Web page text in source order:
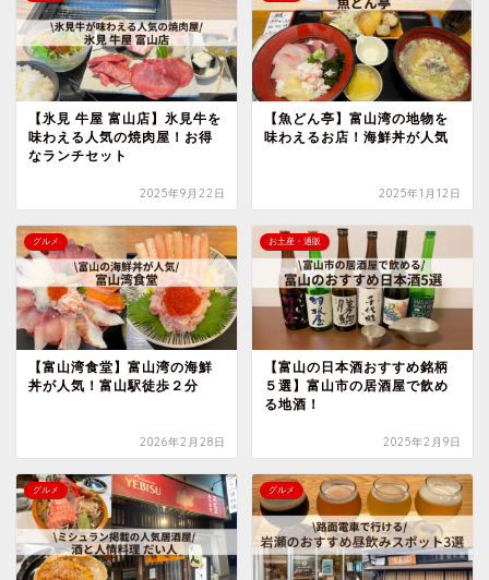
【氷見 牛屋 富山店】氷見牛を
味わえる人気の焼肉屋！お得
なランチセット
2025年9月22日
【魚どん亭】富山湾の地物を
味わえるお店！海鮮丼が人気
2025年1月12日
グルメ
【富山湾食堂】富山湾の海鮮
丼が人気！富山駅徒歩２分
2026年2月28日
お土産・通販
【富山の日本酒おすすめ銘柄
５選】富山市の居酒屋で飲め
る地酒！
2025年2月9日
グルメ グルメ